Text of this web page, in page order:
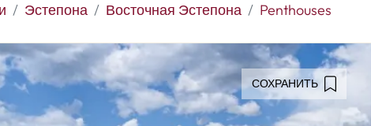
Эстепона Восточная Эстепона Penthouses
СОХРАНИТЬ